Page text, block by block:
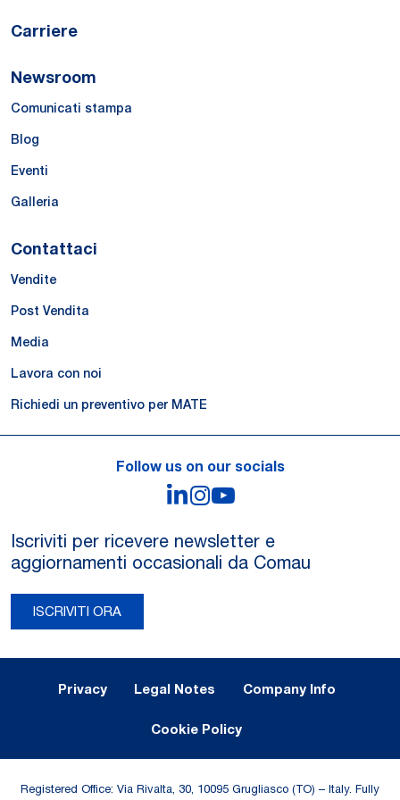
Carriere
Newsroom
Comunicati stampa
Blog
Eventi
Galleria
Contattaci
Vendite
Post Vendita
Media
Lavora con noi
Richiedi un preventivo per MATE
Follow us on our socials
LinkedIn
Instagram
Iscriviti per ricevere newsletter e
aggiornamenti occasionali da Comau
ISCRIVITI ORA
Privacy Legal Notes Company Info
Cookie Policy
Registered Office: Via Rivalta, 30, 10095 Grugliasco (TO) – Italy. Fully